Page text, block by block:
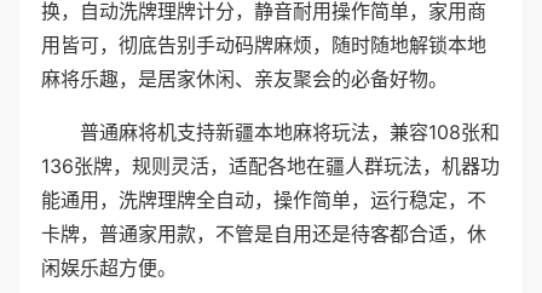
换，自动洗牌理牌计分，静音耐用操作简单，家用商
用皆可，彻底告别手动码牌麻烦，随时随地解锁本地
麻将乐趣，是居家休闲、亲友聚会的必备好物。
普通麻将机支持新疆本地麻将玩法，兼容108张和
136张牌，规则灵活，适配各地在疆人群玩法，机器功
能通用，洗牌理牌全自动，操作简单，运行稳定，不
卡牌，普通家用款，不管是自用还是待客都合适，休
闲娱乐超方便。